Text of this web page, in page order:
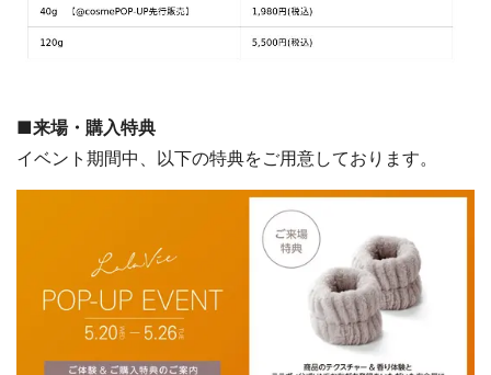
■来場・購入特典
イベント期間中、以下の特典をご用意しております。